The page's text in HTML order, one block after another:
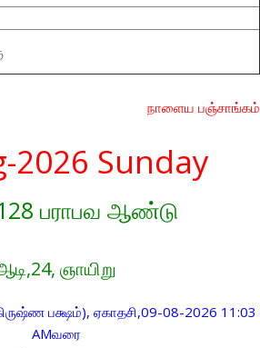
நாளைய பஞ்சாங்கம்
2026 Sunday
பராபவ ஆண்டு
ஞாயிறு
பக்ஷம்), ஏகாதசி,09-08-2026 11:03
AMவரை